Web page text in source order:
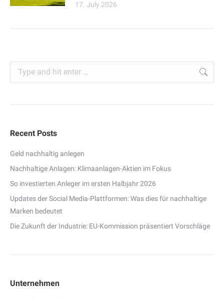
17. July 2026
Search:
Recent Posts
Geld nachhaltig anlegen
Nachhaltige Anlagen: Klimaanlagen-Aktien im Fokus
So investierten Anleger im ersten Halbjahr 2026
Updates der Social Media-Plattformen: Was dies für nachhaltige
Marken bedeutet
Die Zukunft der Industrie: EU-Kommission präsentiert Vorschläge
Unternehmen